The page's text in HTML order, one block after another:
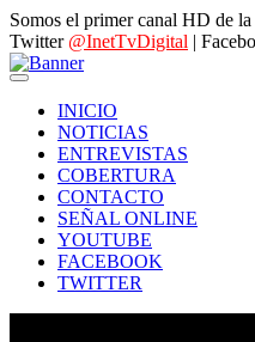
Somos el primer canal HD de
Twitter @InetTvDigital |
INICIO
NOTICIAS
ENTREVISTAS
COBERTURA
CONTACTO
SEÑAL ONLINE
YOUTUBE
FACEBOOK
TWITTER